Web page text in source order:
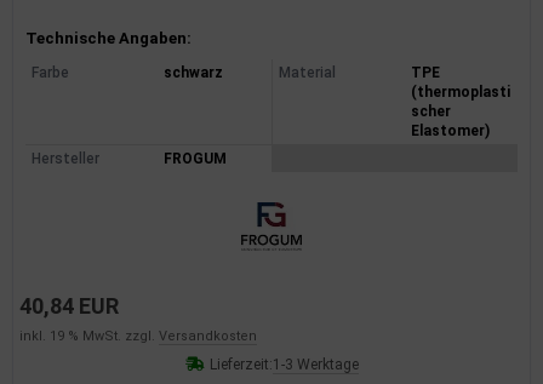
Produktinformationen
Technische Angaben:
Farbe schwarz Material
TPE
(thermoplasti
scher
Elastomer)
Hersteller
FROGUM
40,84 EUR
inkl. 19 % MwSt. zzgl. Versandkosten
Lieferzeit:1-3 Werktage